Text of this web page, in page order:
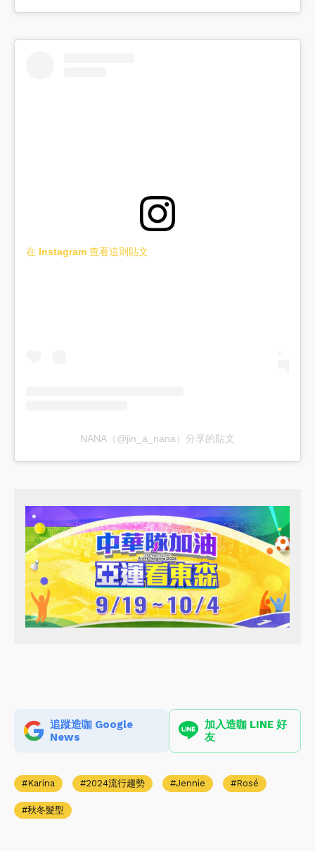
在 Instagram 查看這則貼文
NANA（@jin_a_nana）分享的貼文
追蹤造咖 Google
News
加入造咖 LINE 好
友
Karina 2024流行趨勢 Jennie Rosé
秋冬髮型